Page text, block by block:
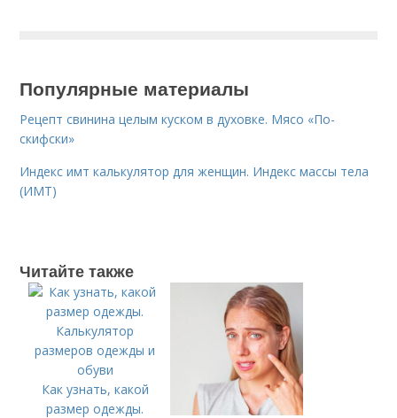
Популярные материалы
Рецепт свинина целым куском в духовке. Мясо «По-
скифски»
Индекс имт калькулятор для женщин. Индекс массы тела
(ИМТ)
Читайте также
Как узнать, какой
размер одежды.